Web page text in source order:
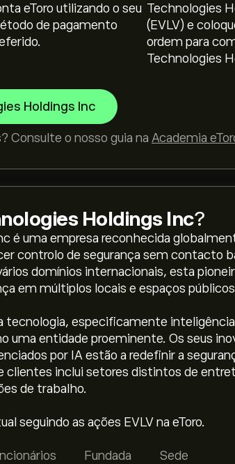
eToro utilizando o seu
de pagamento
Technologies
(EVLV) e
ordem para
Technologies
Holdings Inc
Consulte o nosso guia na Academia
Holdings Inc?
é uma empresa reconhecida
controlo de segurança sem contacto
domínios internacionais, esta
em múltiplos locais e espaços
tecnologia, especificamente
uma entidade proeminente. Os seus
por IA estão a redefinir a
clientes inclui setores distintos de
de trabalho.
seguindo as ações EVLV na eToro.
Fundada
Sede
Holdings Inc é 5.95‎$‎.Adira já